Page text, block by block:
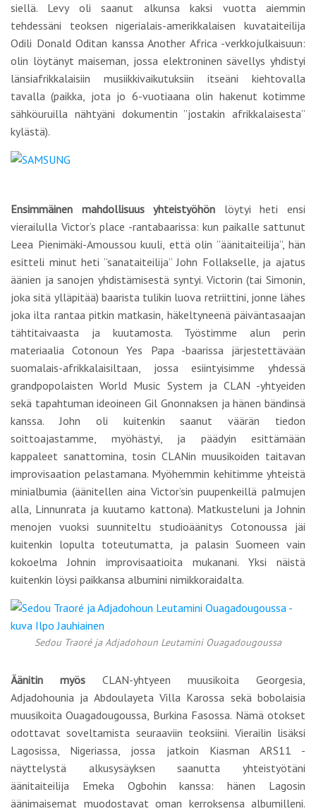
siellä. Levy oli saanut alkunsa kaksi vuotta aiemmin
tehdessäni teoksen nigerialais-amerikkalaisen kuvataiteilija
Odili Donald Oditan kanssa Another Africa -verkkojulkaisuun:
olin löytänyt maiseman, jossa elektroninen sävellys yhdistyi
länsiafrikkalaisiin musiikkivaikutuksiin itseäni kiehtovalla
tavalla (paikka, jota jo 6-vuotiaana olin hakenut kotimme
sähköuruilla nähtyäni dokumentin ”jostakin afrikkalaisesta”
kylästä).
Ensimmäinen mahdollisuus yhteistyöhön löytyi heti ensi
vierailulla Victor’s place -rantabaarissa: kun paikalle sattunut
Leea Pienimäki-Amoussou kuuli, että olin ”äänitaiteilija”, hän
esitteli minut heti ”sanataiteilija” John Follakselle, ja ajatus
äänien ja sanojen yhdistämisestä syntyi. Victorin (tai Simonin,
joka sitä ylläpitää) baarista tulikin luova retriittini, jonne lähes
joka ilta rantaa pitkin matkasin, häkeltyneenä päiväntasaajan
tähtitaivaasta ja kuutamosta. Työstimme alun perin
materiaalia Cotonoun Yes Papa -baarissa järjestettävään
suomalais-afrikkalaisiltaan, jossa esiintyisimme yhdessä
grandpopolaisten World Music System ja CLAN -yhtyeiden
sekä tapahtuman ideoineen Gil Gnonnaksen ja hänen bändinsä
kanssa. John oli kuitenkin saanut väärän tiedon
soittoajastamme, myöhästyi, ja päädyin esittämään
kappaleet sanattomina, tosin CLANin muusikoiden taitavan
improvisaation pelastamana. Myöhemmin kehitimme yhteistä
minialbumia (äänitellen aina Victor’sin puupenkeillä palmujen
alla, Linnunrata ja kuutamo kattona). Matkusteluni ja Johnin
menojen vuoksi suunniteltu studioäänitys Cotonoussa jäi
kuitenkin lopulta toteutumatta, ja palasin Suomeen vain
kokoelma Johnin improvisaatioita mukanani. Yksi näistä
kuitenkin löysi paikkansa albumini nimikkoraidalta.
Sedou Traoré ja Adjadohoun Leutamini Ouagadougoussa
Äänitin myös CLAN-yhtyeen muusikoita Georgesia,
Adjadohounia ja Abdoulayeta Villa Karossa sekä bobolaisia
muusikoita Ouagadougoussa, Burkina Fasossa. Nämä otokset
odottavat soveltamista seuraaviin teoksiini. Vierailin lisäksi
Lagosissa, Nigeriassa, jossa jatkoin Kiasman ARS11 -
näyttelystä alkusysäyksen saanutta yhteistyötäni
äänitaiteilija Emeka Ogbohin kanssa: hänen Lagosin
äänimaisemat muodostavat oman kerroksensa albumilleni.